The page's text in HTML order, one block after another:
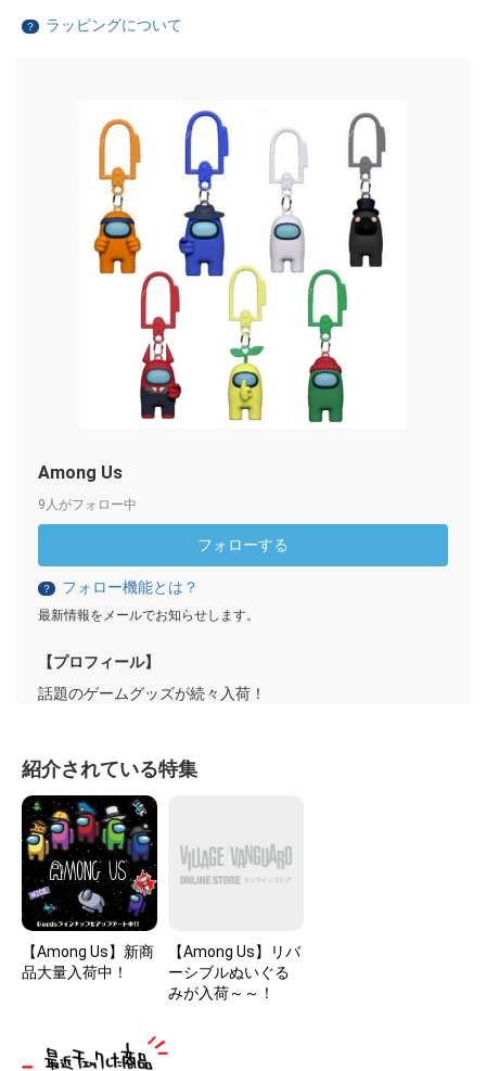
？ ラッピングについて
Among Us
9人がフォロー中
フォローする
？ フォロー機能とは？
最新情報をメールでお知らせします。
【プロフィール】
話題のゲームグッズが続々入荷！
紹介されている特集
【Among Us】新商
品大量入荷中！
【Among Us】リバ
ーシブルぬいぐる
みが入荷～～！